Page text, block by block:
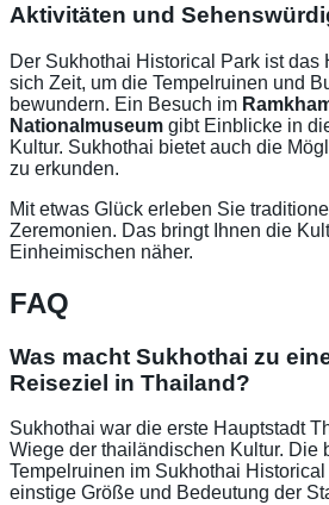
Aktivitäten und
Der Sukhothai Historical Park ist das
sich Zeit, um die Tempelruinen und
bewundern. Ein Besuch im
Nationalmuseum gibt Einblicke in
Kultur. Sukhothai bietet auch die
zu erkunden.
Mit etwas Glück erleben Sie
Zeremonien. Das bringt Ihnen die
Einheimischen näher.
FAQ
Was macht Sukhothai zu
Reiseziel in Thailand?
Sukhothai war die erste Hauptstadt
Wiege der thailändischen Kultur. Die
Tempelruinen im Sukhothai
einstige Größe und Bedeutung der